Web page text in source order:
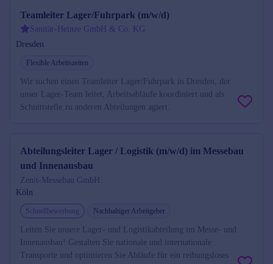
Teamleiter Lager/Fuhrpark (m/w/d)
Sanitär-Heinze GmbH & Co. KG
Dresden
Flexible Arbeitszeiten
Wir suchen einen Teamleiter Lager/Fuhrpark in Dresden, der
unser Lager-Team leitet, Arbeitsabläufe koordiniert und als
Schnittstelle zu anderen Abteilungen agiert.
Abteilungsleiter Lager / Logistik (m/w/d) im Messebau
und Innenausbau
Zenit-Messebau GmbH
Köln
Schnellbewerbung Nachhaltiger Arbeitgeber
Leiten Sie unsere Lager- und Logistikabteilung im Messe- und
Innenausbau! Gestalten Sie nationale und internationale
Transporte und optimieren Sie Abläufe für ein reibungsloses